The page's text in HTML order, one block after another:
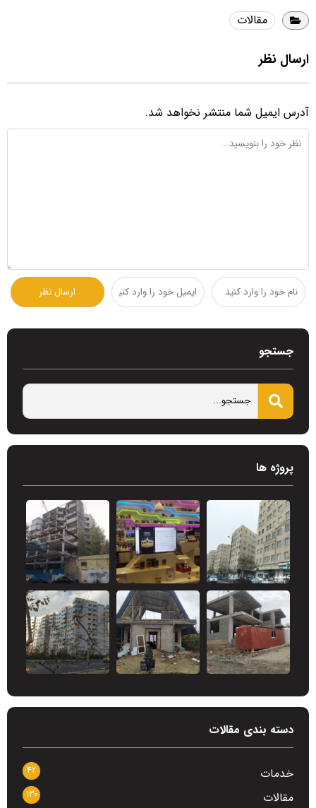
مقالات
ارسال نظر
آدرس ایمیل شما منتشر نخواهد شد.
جستجو
پروژه ها
دسته بندی مقالات
خدمات 42
مقالات 130